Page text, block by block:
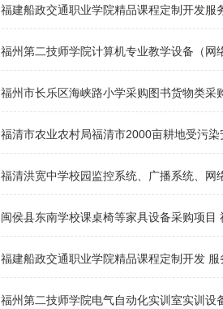
福建船政交通职业学院精品课程定制开发服
福州第二技师学院计算机专业教学设备（
福州市长乐区海峡路小学采购图书货物类采
福清市农业农村局福清市2000亩耕地受污
福清洪宽中学校园监控系统、广播系统、网
闽侯县东南学校课桌椅等家具设备采购项
福建船政交通职业学院精品课程定制开发 服
福州第二技师学院电气自动化实训室实训设